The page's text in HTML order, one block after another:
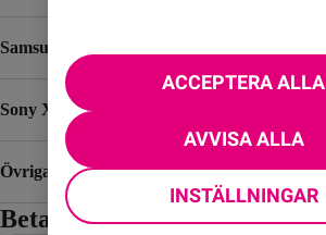
Samsung
Sony Xperia
Övriga Android-mobiler
Betalning & Servicefrågor
ACCEPTERA ALLA
AVVISA ALLA
INSTÄLLNINGAR